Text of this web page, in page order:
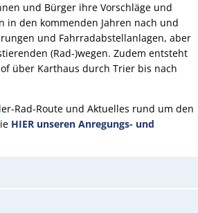
und Bürger ihre Vorschläge und
in den kommenden Jahren nach und
und Fahrradabstellanlagen, aber
(Rad-)wegen. Zudem entsteht
über Karthaus durch Trier bis nach
Rad-Route und Aktuelles rund um den
HIER unseren Anregungs- und